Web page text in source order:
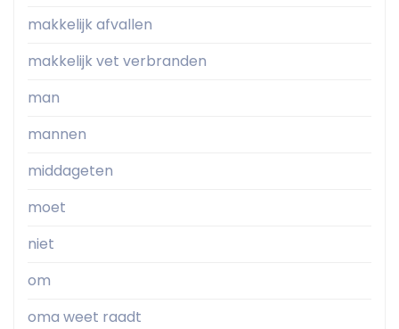
makkelijk afvallen
makkelijk vet verbranden
man
mannen
middageten
moet
niet
om
oma weet raadt